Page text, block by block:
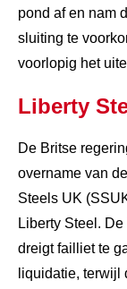
pond af en nam
sluiting te
voorlopig het
Liberty
De Britse
overname van
Steels UK
Liberty Steel.
dreigt failliet te
liquidatie, terwijl